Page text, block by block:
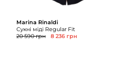
Marina Rinaldi
Сукні міді Regular Fit
20 590 грн
8 236 грн